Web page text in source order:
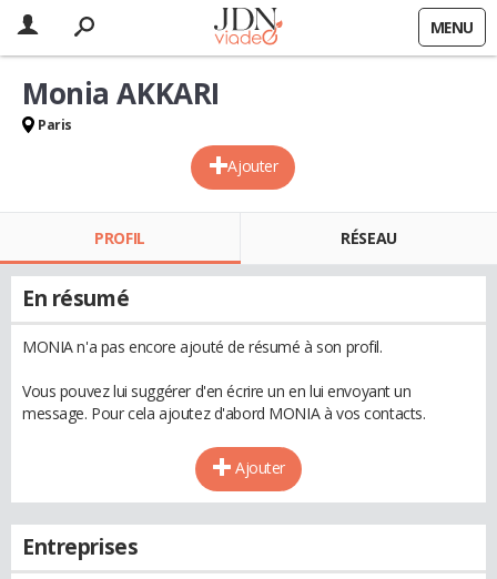
MENU
Ajouter
Monia AKKARI
Paris
PROFIL RÉSEAU
En résumé
MONIA n'a pas encore ajouté de résumé à son profil.
Vous pouvez lui suggérer d'en écrire un en lui envoyant un
message. Pour cela ajoutez d'abord MONIA à vos contacts.
Ajouter
Entreprises